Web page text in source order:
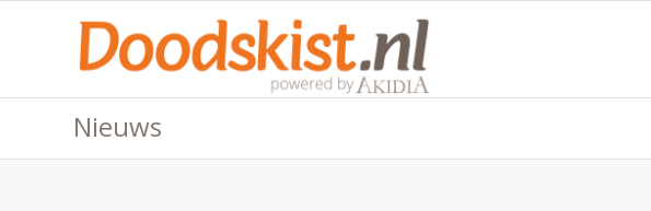
Nieuws